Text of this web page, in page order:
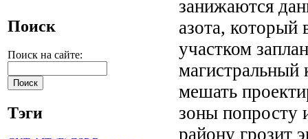
Поиск
Поиск на сайте:
Тэги
занижаются
азота, который
участком
магистральный
мешать
зоны попросту
району грозит